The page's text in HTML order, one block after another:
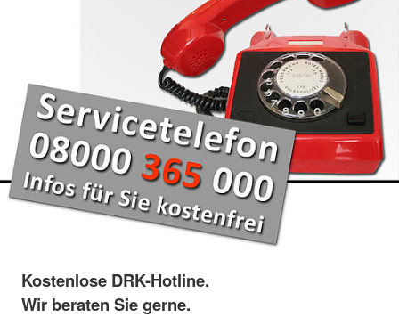
Kostenlose DRK-Hotline.
Wir beraten Sie gerne.